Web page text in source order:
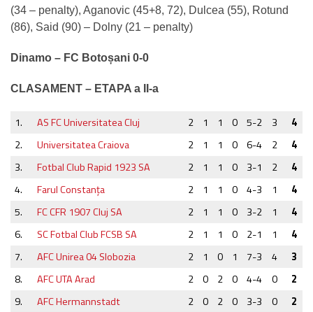
(34 – penalty), Aganovic (45+8, 72), Dulcea (55), Rotund
(86), Said (90) – Dolny (21 – penalty)
Dinamo – FC Botoșani 0-0
CLASAMENT – ETAPA a II-a
1. AS FC Universitatea Cluj 2 1 1 0 5-2 3
4
2.
Universitatea Craiova 2 1 1 0 6-4 2
4
3.
Fotbal Club Rapid 1923 SA 2 1 1 0 3-1 2
4
4.
Farul Constanţa 2 1 1 0 4-3 1
4
5.
FC CFR 1907 Cluj SA 2 1 1 0 3-2 1
4
6.
SC Fotbal Club FCSB SA 2 1 1 0 2-1 1
4
7.
AFC Unirea 04 Slobozia 2 1 0 1 7-3 4
3
8.
AFC UTA Arad 2 0 2 0 4-4 0
2
9.
AFC Hermannstadt 2 0 2 0 3-3 0
2